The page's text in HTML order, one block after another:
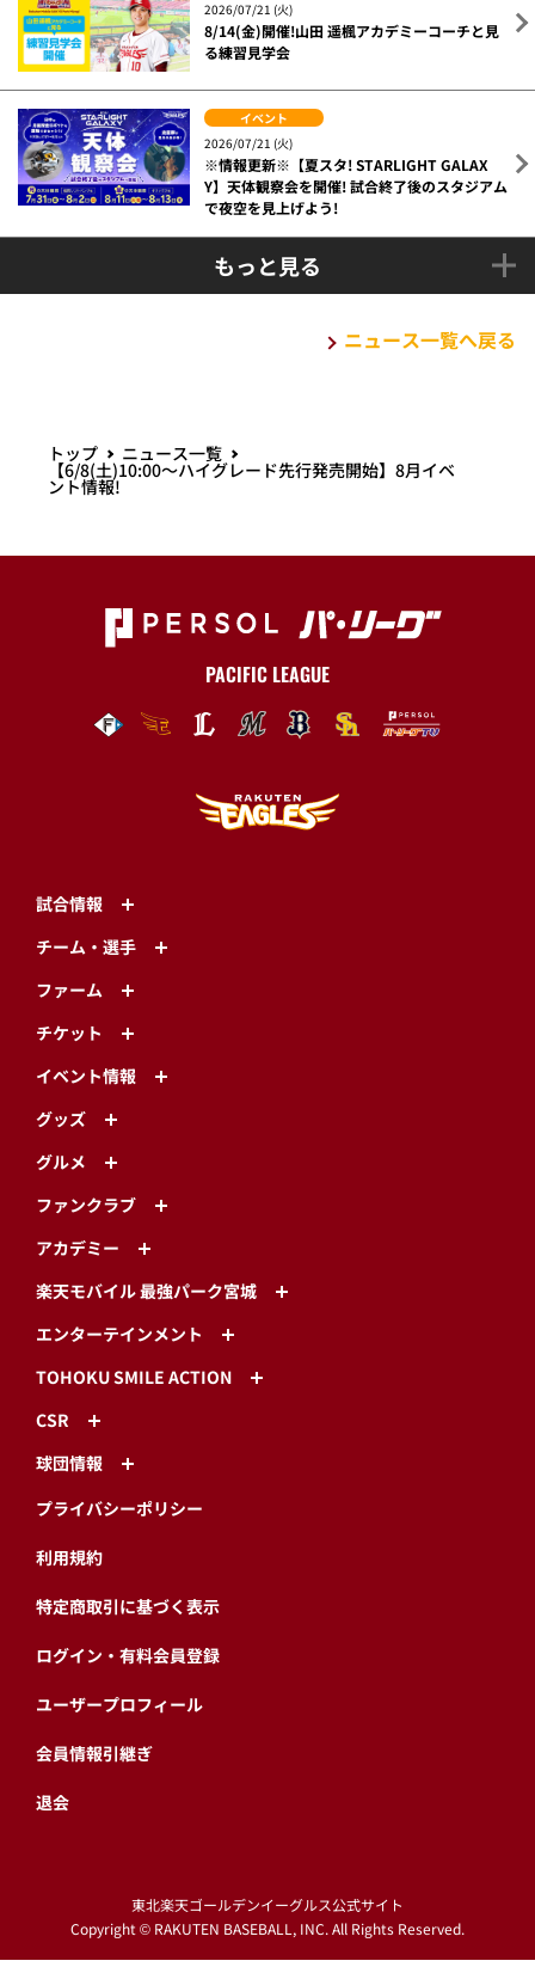
2026/07/21 (火)
8/14(金)開催!山田 遥楓アカデミーコーチと見
る練習見学会
イベント
2026/07/21 (火)
※情報更新※【夏スタ! STARLIGHT GALAX
Y】天体観察会を開催! 試合終了後のスタジアム
で夜空を見上げよう!
もっと見る
ニュース一覧へ戻る
トップ ニュース一覧
【6/8(土)10:00～ハイグレード先行発売開始】8月イベ
ント情報!
PACIFIC LEAGUE
試合情報
チーム・選手
ファーム
チケット
イベント情報
グッズ
グルメ
ファンクラブ
アカデミー
楽天モバイル 最強パーク宮城
エンターテインメント
TOHOKU SMILE ACTION
CSR
球団情報
プライバシーポリシー
利用規約
特定商取引に基づく表示
ログイン・有料会員登録
ユーザープロフィール
会員情報引継ぎ
退会
東北楽天ゴールデンイーグルス公式サイト
Copyright © RAKUTEN BASEBALL, INC. All Rights Reserved.